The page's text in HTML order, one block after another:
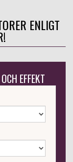
ENLIGT
EFFEKT